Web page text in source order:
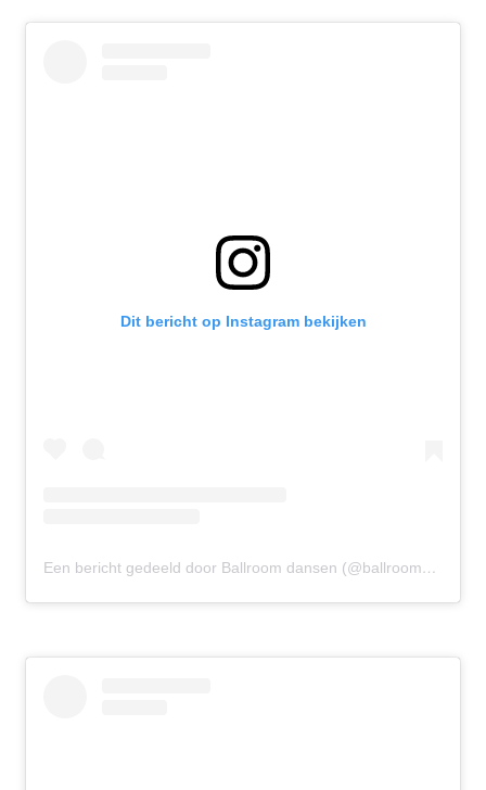
Dit bericht op Instagram bekijken
Een bericht gedeeld door Ballroom dansen (@ballroomdansen)